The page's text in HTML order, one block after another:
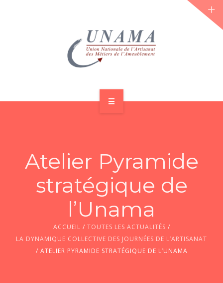
LES JOURNÉES 2026 ⌵
ACTUS & DOSSIERS
Atelier Pyramide
stratégique de
l’Unama
ACCUEIL / TOUTES LES ACTUALITÉS /
LA DYNAMIQUE COLLECTIVE DES JOURNÉES DE L’ARTISANAT
/ ATELIER PYRAMIDE STRATÉGIQUE DE L’UNAMA